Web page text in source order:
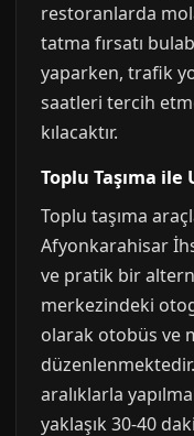
restoranlarda
tatma fırsatı
yaparken, trafik
saatleri tercih
kılacaktır.
Toplu Taşıma ile
Toplu taşıma
Afyonkarahisar
ve pratik bir
merkezindeki
olarak otobüs ve
aralıklarla
yaklaşık 30-40